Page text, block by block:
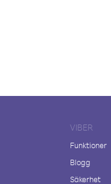
VIBER
Funktioner
Blogg
Säkerhet